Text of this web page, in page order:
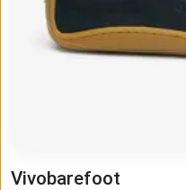
Vivobarefoot